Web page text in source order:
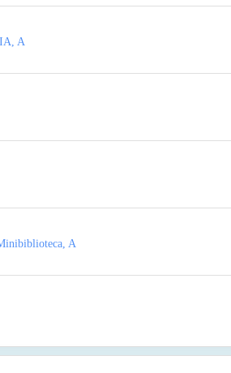
A
A